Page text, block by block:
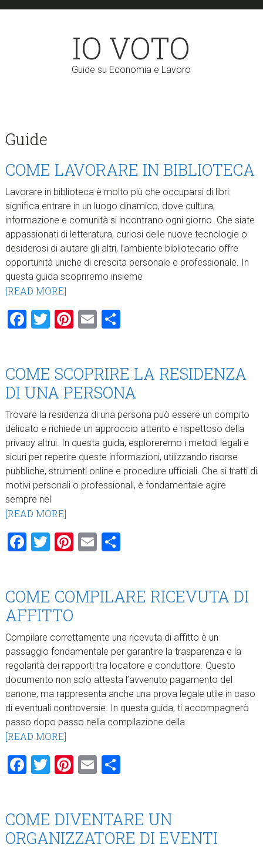
Skip
Skip
IO VOTO
Guide su Economia e Lavoro
Guide
COME LAVORARE IN BIBLIOTECA
Lavorare in biblioteca è molto più che occuparsi di libri:
significa entrare in un luogo dinamico, dove cultura,
informazione e comunità si incontrano ogni giorno. Che siate
appassionati di letteratura, curiosi delle nuove tecnologie o
desiderosi di aiutare gli altri, l’ambiente bibliotecario offre
opportunità uniche di crescita personale e professionale. In
questa guida scopriremo insieme
[READ MORE]
Facebook
Twitter
Pinterest
EmailCondividi
COME SCOPRIRE LA RESIDENZA
DI UNA PERSONA
Trovare la residenza di una persona può essere un compito
delicato e richiede un approccio attento e rispettoso della
privacy altrui. In questa guida, esploreremo i metodi legali e
sicuri per reperire queste informazioni, utilizzando risorse
pubbliche, strumenti online e procedure ufficiali. Che si tratti di
motivi personali o professionali, è fondamentale agire
sempre nel
[READ MORE]
Facebook
Twitter
Pinterest
EmailCondividi
COME COMPILARE RICEVUTA DI
AFFITTO
Compilare correttamente una ricevuta di affitto è un
passaggio fondamentale per garantire la trasparenza e la
regolarità dei rapporti tra locatore e conduttore. Questo
documento non solo attesta l’avvenuto pagamento del
canone, ma rappresenta anche una prova legale utile in caso
di eventuali controversie. In questa guida, ti accompagnerò
passo dopo passo nella compilazione della
[READ MORE]
Facebook
Twitter
Pinterest
EmailCondividi
COME DIVENTARE UN
ORGANIZZATORE DI EVENTI